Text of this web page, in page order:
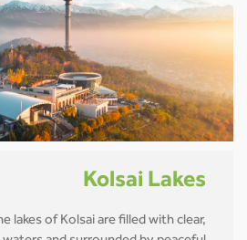
Kolsai Lakes
lakes of Kolsai are filled with clear,